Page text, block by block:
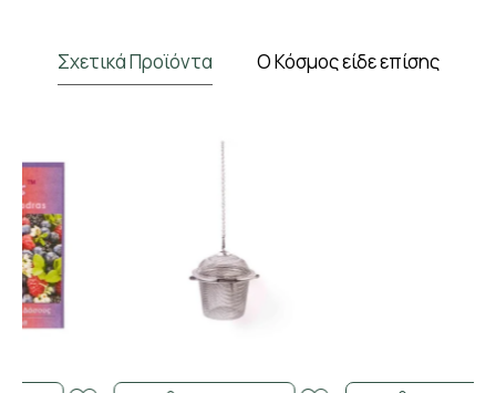
Σχετικά Προϊόντα Ο Κόσμος είδε επίσης